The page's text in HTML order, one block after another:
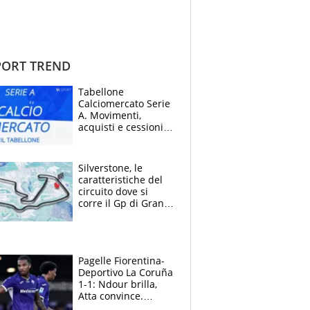
TREND
Tabellone
Calciomercato Serie
A. Movimenti,
acquisti e cessioni:
Silverstone, le
caratteristiche del
circuito dove si
corre il Gp di Gran
Pagelle Fiorentina-
Deportivo La Coruña
1-1: Ndour brilla,
Atta convince.